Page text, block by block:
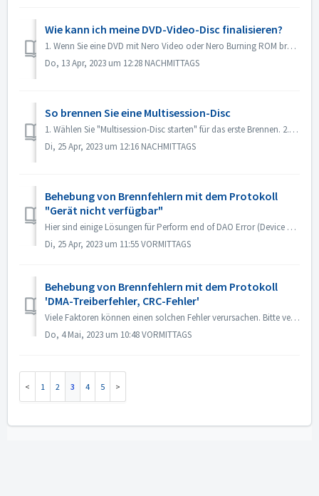
Wie kann ich meine DVD-Video-Disc finalisieren?
1. Wenn Sie eine DVD mit Nero Video oder Nero Burning ROM brennen, wird die Disk automatisch finalisiert und kann auf den meisten Playern wiedergegeben werd...
Do, 13 Apr, 2023 um 12:28 NACHMITTAGS
So brennen Sie eine Multisession-Disc
1. Wählen Sie "Multisession-Disc starten" für das erste Brennen. 2. Legen Sie die gebrannte Disc erneut ein. Wählen Sie "Multisession-D...
Di, 25 Apr, 2023 um 12:16 NACHMITTAGS
Behebung von Brennfehlern mit dem Protokoll
"Gerät nicht verfügbar"
Hier sind einige Lösungen für Perform end of DAO Error (Device not available). Upgrade oder Rollback der Treiber-Firmware Meistens tritt dieses Problem au...
Di, 25 Apr, 2023 um 11:55 VORMITTAGS
Behebung von Brennfehlern mit dem Protokoll
'DMA-Treiberfehler, CRC-Fehler'
Viele Faktoren können einen solchen Fehler verursachen. Bitte versuchen Sie die folgenden Methoden: 1. Tauschen Sie die Datenkabel am Brenner aus; 2. Wenn ...
Do, 4 Mai, 2023 um 10:48 VORMITTAGS
1 2 3 4 5